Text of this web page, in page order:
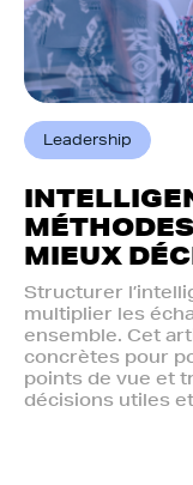
Leadership
MIEUX
Structurer
multiplier les
ensemble. Cet
concrètes pour
points de vue et
décisions utiles